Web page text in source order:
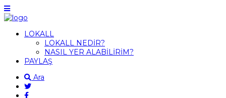
LOKALL
LOKALL NEDİR?
NASIL YER ALABİLİRİM?
PAYLAŞ
Ara